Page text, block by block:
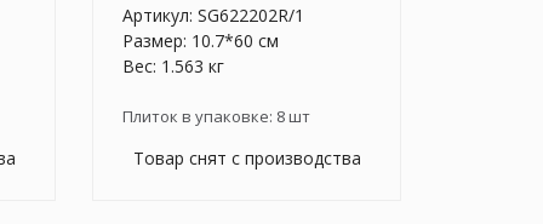
Артикул: SG622202R/1
Размер: 10.7*60 см
Вес: 1.563 кг
Плиток в упаковке: 8шт
Товар снят с производства